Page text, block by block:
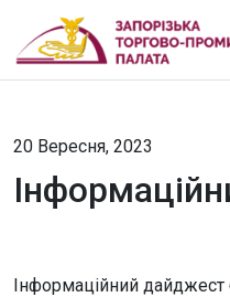
20 Вересня, 2023
Інформаційний дайджест